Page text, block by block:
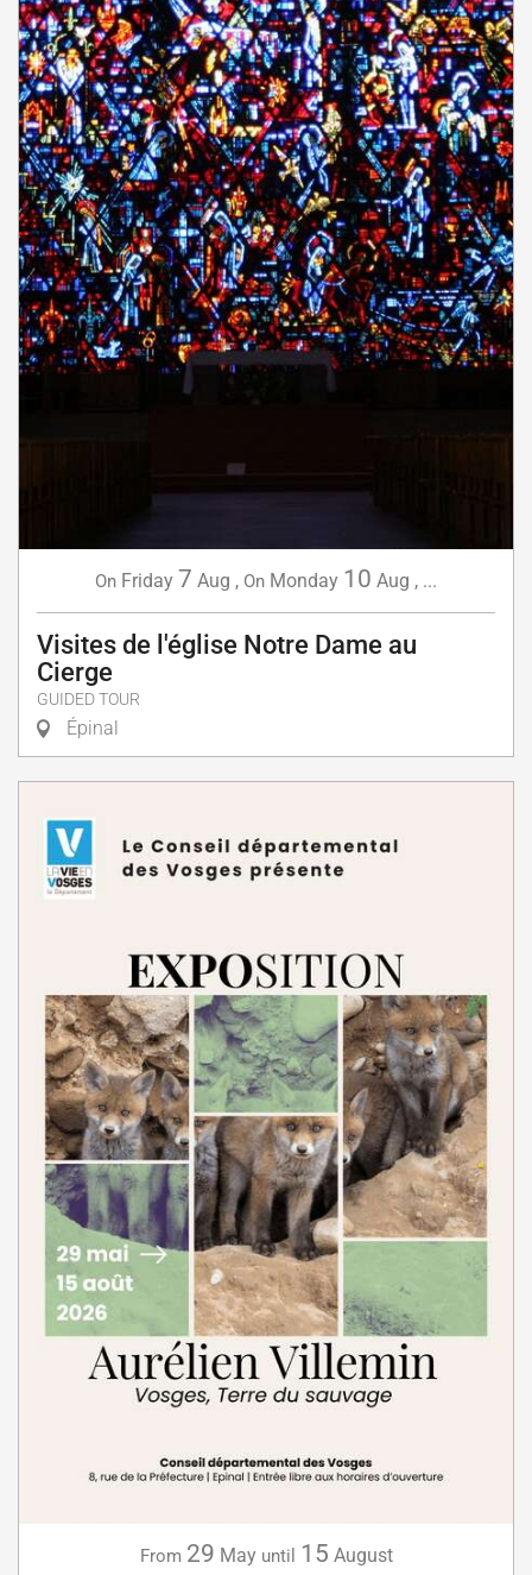
On Friday 7 Aug , On Monday 10 Aug , ...
Visites de l'église Notre Dame au
Cierge
GUIDED TOUR
Épinal
From 29 May until 15 August